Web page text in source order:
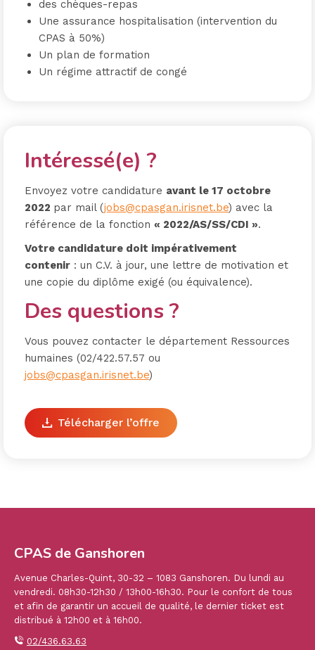
des chèques-repas
Une assurance hospitalisation (intervention du
CPAS à 50%)
Un plan de formation
Un régime attractif de congé
Intéressé(e) ?
Envoyez votre candidature avant le 17 octobre
2022 par mail (jobs@cpasgan.irisnet.be) avec la
référence de la fonction « 2022/AS/SS/CDI ».
Votre candidature doit impérativement
contenir : un C.V. à jour, une lettre de motivation et
une copie du diplôme exigé (ou équivalence).
Des questions ?
Vous pouvez contacter le département Ressources
humaines (02/422.57.57 ou
jobs@cpasgan.irisnet.be)
Télécharger l’offre
CPAS de Ganshoren
Avenue Charles-Quint, 30-32 – 1083 Ganshoren. Du lundi au
vendredi. 08h30-12h30 / 13h00-16h30. Pour le confort de tous
et afin de garantir un accueil de qualité, le dernier ticket est
distribué à 12h00 et à 16h00.
02/436.63.63